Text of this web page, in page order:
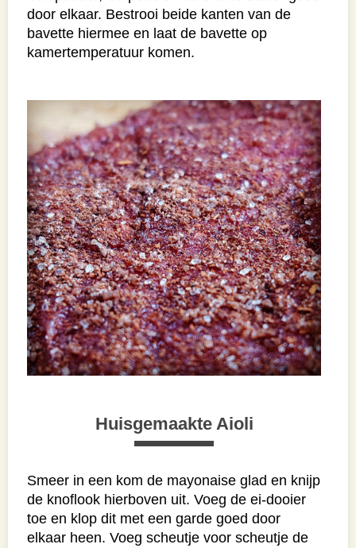
door elkaar. Bestrooi beide kanten van de
bavette hiermee en laat de bavette op
kamertemperatuur komen.
Huisgemaakte Aioli
Smeer in een kom de mayonaise glad en knijp
de knoflook hierboven uit. Voeg de ei-dooier
toe en klop dit met een garde goed door
elkaar heen. Voeg scheutje voor scheutje de